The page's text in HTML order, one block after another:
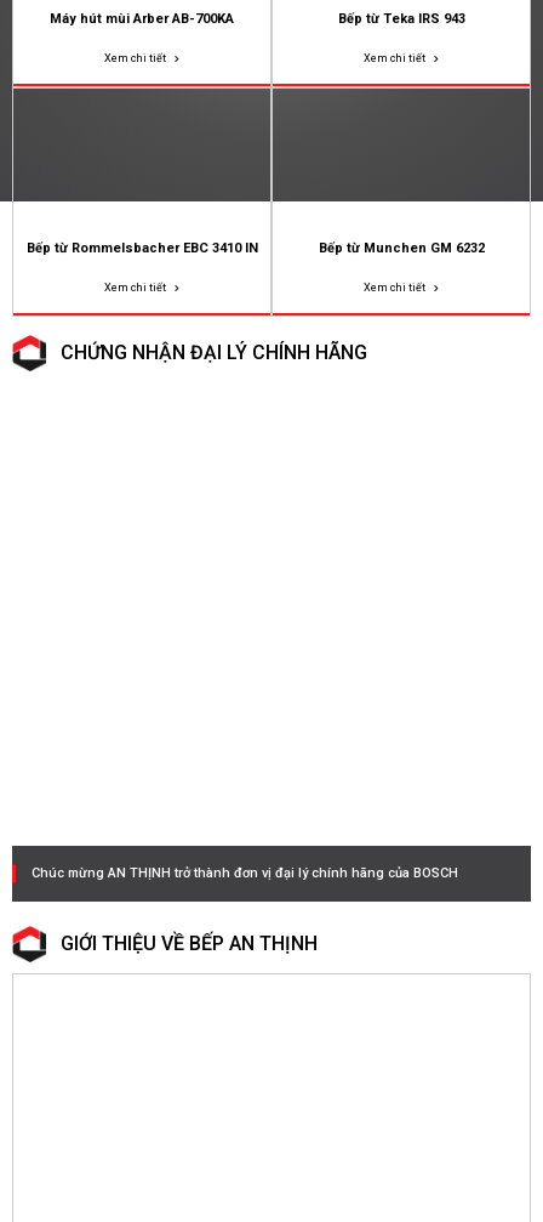
Máy hút mùi Arber AB-700KA
Xem chi tiết
Bếp từ Teka IRS 943
Xem chi tiết
Bếp từ Rommelsbacher EBC 3410 IN
Xem chi tiết
Bếp từ Munchen GM 6232
Xem chi tiết
CHỨNG NHẬN ĐẠI LÝ CHÍNH HÃNG
Chúc mừng AN THỊNH trở thành đơn vị đại lý chính hãng của BOSCH
GIỚI THIỆU VỀ BẾP AN THỊNH